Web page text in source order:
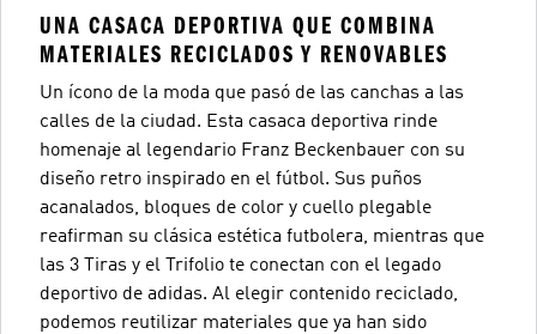
UNA CASACA DEPORTIVA QUE COMBINA
MATERIALES RECICLADOS Y RENOVABLES
Un ícono de la moda que pasó de las canchas a las
calles de la ciudad. Esta casaca deportiva rinde
homenaje al legendario Franz Beckenbauer con su
diseño retro inspirado en el fútbol. Sus puños
acanalados, bloques de color y cuello plegable
reafirman su clásica estética futbolera, mientras que
las 3 Tiras y el Trifolio te conectan con el legado
deportivo de adidas. Al elegir contenido reciclado,
podemos reutilizar materiales que ya han sido